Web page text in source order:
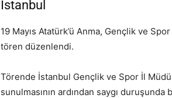
İstanbul
19 Mayıs Atatürk’ü Anma, Gençlik ve
tören düzenlendi.
Törende İstanbul Gençlik ve Spor İl
sunulmasının ardından saygı